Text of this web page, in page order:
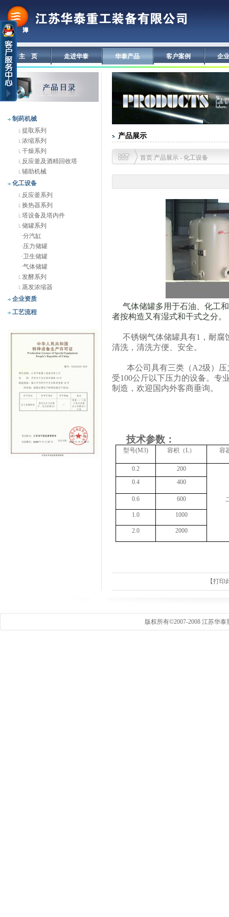
主 页 走进华泰 华泰产品 客户案例 企
制药机械
提取系列
浓缩系列
干燥系列
反应釜及酒精回收塔
辅助机械
化工设备
反应釜系列
换热器系列
塔设备及塔内件
储罐系列
·分汽缸
·压力储罐
·卫生储罐
·气体储罐
发酵系列
蒸发浓缩器
企业资质
工艺流程
产品展示
首页:产品展示 - 化工设备
气体储罐多用于石油、化工
者按构造又有湿式和干式之分。
不锈钢气体储罐具有1 ，耐
清洗，清洗方便、安全。
本公司具有三类（A2级）压
受100公斤以下压力的设备。专
制造，欢迎国内外客商垂询。
技术参数：
型号(M3) 容积（L） 容
0.2 200
0.4 400
0.6 600
1.0 1000
2.0 2000
【打印
版权所有©2007-2008 江苏华